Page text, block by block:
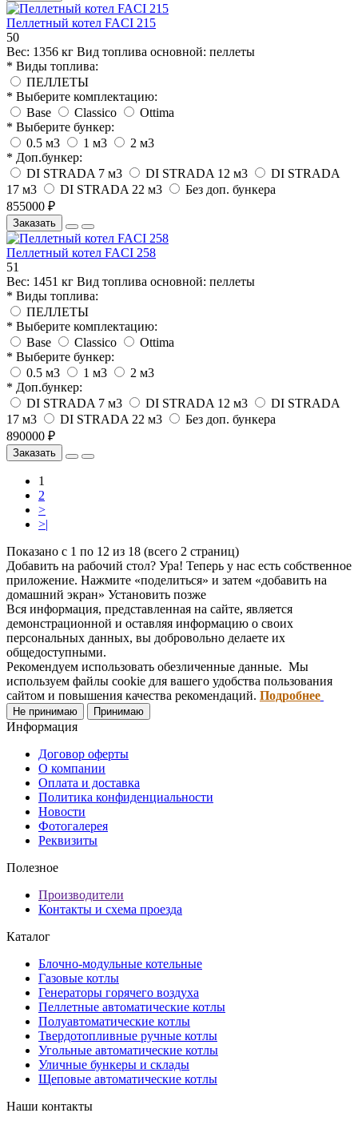
Пеллетный котел FACI 215
50
Вес: 1356 кг Вид топлива основной: пеллеты
* Виды топлива:
ПЕЛЛЕТЫ
* Выберите комплектацию:
Base
Classico
Ottima
* Выберите бункер:
0.5 м3
1 м3
2 м3
* Доп.бункер:
DI STRADA 7 м3
DI STRADA 12 м3
DI STRADA
17 м3
DI STRADA 22 м3
Без доп. бункера
855000 ₽
Заказать
Пеллетный котел FACI 258
51
Вес: 1451 кг Вид топлива основной: пеллеты
* Виды топлива:
ПЕЛЛЕТЫ
* Выберите комплектацию:
Base
Classico
Ottima
* Выберите бункер:
0.5 м3
1 м3
2 м3
* Доп.бункер:
DI STRADA 7 м3
DI STRADA 12 м3
DI STRADA
17 м3
DI STRADA 22 м3
Без доп. бункера
890000 ₽
Заказать
1
2
>
>|
Показано с 1 по 12 из 18 (всего 2 страниц)
Добавить на рабочий стол? Ура! Теперь у нас есть собственное
приложение. Нажмите «поделиться» и затем «добавить на
домашний экран» Установить позже
Вся информация, представленная на сайте, является
демонстрационной и оставляя информацию о своих
персональных данных, вы добровольно делаете их
общедоступными.
Рекомендуем использовать обезличенные данные. Мы
используем файлы cookie для вашего удобства пользования
сайтом и повышения качества рекомендаций. Подробнее
Не принимаю Принимаю
Информация
Договор оферты
О компании
Оплата и доставка
Политика конфиденциальности
Новости
Фотогалерея
Реквизиты
Полезное
Производители
Контакты и схема проезда
Каталог
Блочно-модульные котельные
Газовые котлы
Генераторы горячего воздуха
Пеллетные автоматические котлы
Полуавтоматические котлы
Твердотопливные ручные котлы
Угольные автоматические котлы
Уличные бункеры и склады
Щеповые автоматические котлы
Наши контакты